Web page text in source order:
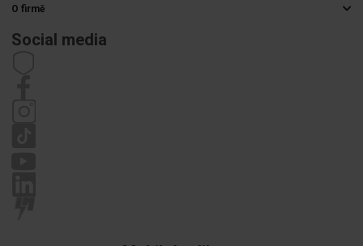
Způsoby doručení
Platby
O firmě
Kariéra
Social media